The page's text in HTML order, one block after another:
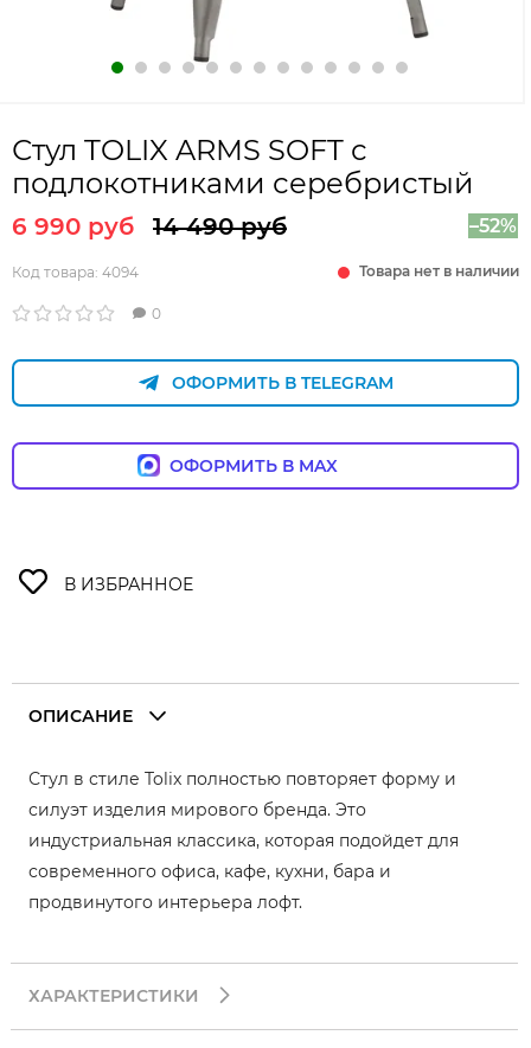
Стул TOLIX ARMS SOFT с
подлокотниками серебристый
6 990 руб 14 490 руб –52%
Код товара: 4094 Товара нет в наличии
0
ОФОРМИТЬ В TELEGRAM
ОФОРМИТЬ В MAX
ОПИСАНИЕ
Стул в стиле Tolix полностью повторяет форму и
силуэт изделия мирового бренда. Это
индустриальная классика, которая подойдет для
современного офиса, кафе, кухни, бара и
продвинутого интерьера лофт.
ХАРАКТЕРИСТИКИ